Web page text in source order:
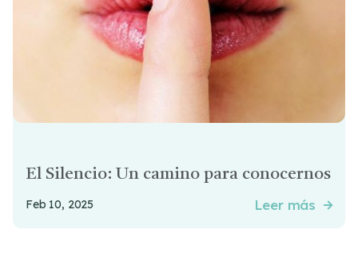
El Silencio: Un camino para conocernos
Feb 10, 2025 Leer más 